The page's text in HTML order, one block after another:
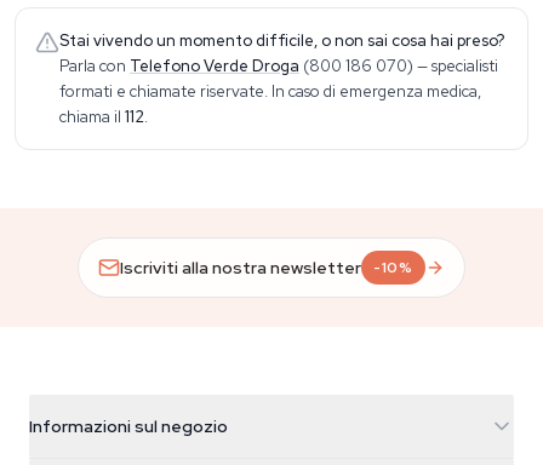
Stai vivendo un momento difficile, o non sai cosa hai preso?
Parla con Telefono Verde Droga (800 186 070) — specialisti
formati e chiamate riservate. In caso di emergenza medica,
chiama il 112.
Iscriviti alla nostra newsletter -10%
Informazioni sul negozio